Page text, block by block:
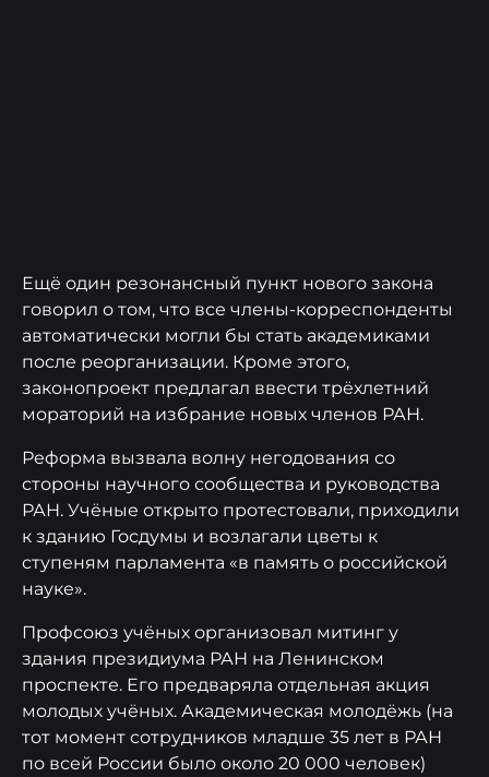
Ещё один резонансный пункт нового закона
говорил о том, что все члены-корреспонденты
автоматически могли бы стать академиками
после реорганизации. Кроме этого,
законопроект предлагал ввести трёхлетний
мораторий на избрание новых членов РАН.
Реформа вызвала волну негодования со
стороны научного сообщества и руководства
РАН. Учёные открыто протестовали, приходили
к зданию Госдумы и возлагали цветы к
ступеням парламента «в память о российской
науке».
Профсоюз учёных организовал митинг у
здания президиума РАН на Ленинском
проспекте. Его предваряла отдельная акция
молодых учёных. Академическая молодёжь (на
тот момент сотрудников младше 35 лет в РАН
по всей России было около 20 000 человек)